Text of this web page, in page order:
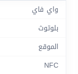
واي فاي
بلوتوث
الموقع
NFC